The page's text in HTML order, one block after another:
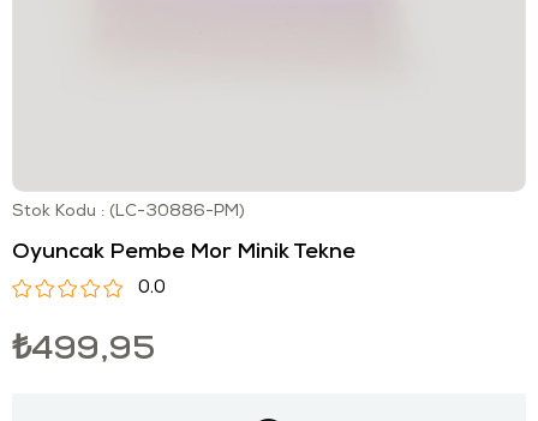
Stok Kodu (LC-30886-PM)
Oyuncak Pembe Mor Minik Tekne
0.0
₺499,95